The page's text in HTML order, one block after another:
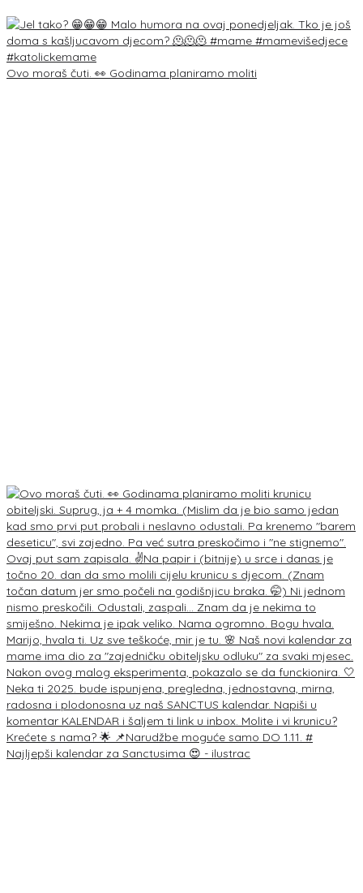
Ovo moraš čuti. 👀 Godinama planiramo moliti
Najljepši kalendar za Sanctusima 😍 - ilustrac